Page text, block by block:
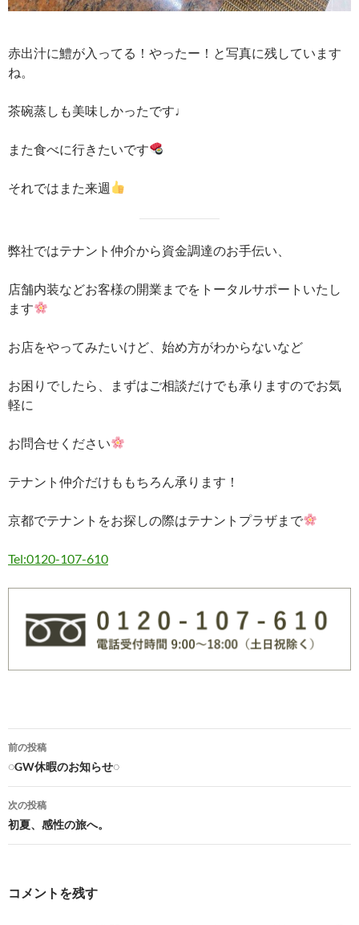
赤出汁に鱧が入ってる！やったー！と写真に残しています
ね。
茶碗蒸しも美味しかったです♩
また食べに行きたいです
それではまた来週
弊社ではテナント仲介から資金調達のお手伝い、
店舗内装などお客様の開業までをトータルサポートいたし
ます
お店をやってみたいけど、始め方がわからないなど
お困りでしたら、まずはご相談だけでも承りますのでお気
軽に
お問合せください
テナント仲介だけももちろん承ります！
京都でテナントをお探しの際はテナントプラザまで
Tel:0120-107-610
投
稿
ナ
ゲ
前の投稿
◌GW休暇のお知らせ◌
次の投稿
初夏、感性の旅へ。
コメントを残す